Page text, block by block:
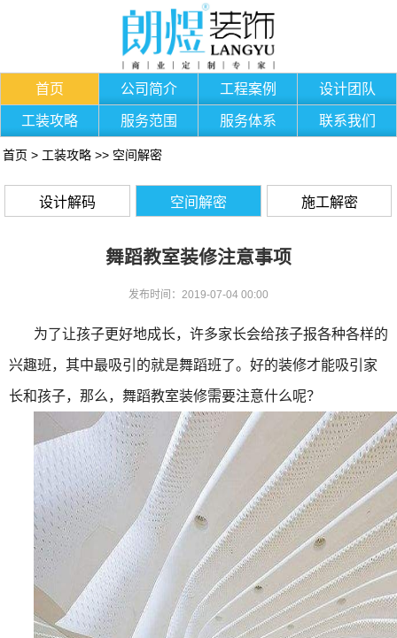
首页 公司简介 工程案例 设计团队
工装攻略 服务范围 服务体系 联系我们
首页 > 工装攻略 >> 空间解密
设计解码 空间解密 施工解密
舞蹈教室装修注意事项
发布时间：2019-07-04 00:00
为了让孩子更好地成长，许多家长会给孩子报各种各样的
兴趣班，其中最吸引的就是舞蹈班了。好的装修才能吸引家
长和孩子，那么，舞蹈教室装修需要注意什么呢？